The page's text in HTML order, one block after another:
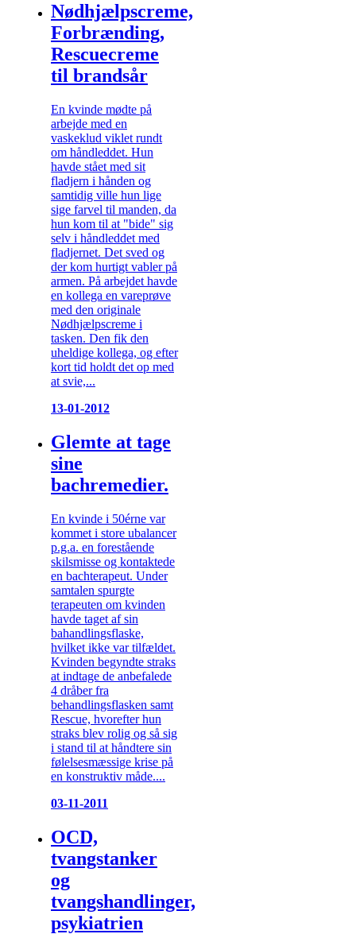
Nødhjælpscreme,
Forbrænding,
Rescuecreme
til brandsår
En kvinde mødte på
arbejde med en
vaskeklud viklet rundt
om håndleddet. Hun
havde stået med sit
fladjern i hånden og
samtidig ville hun lige
sige farvel til manden, da
hun kom til at "bide" sig
selv i håndleddet med
fladjernet. Det sved og
der kom hurtigt vabler på
armen. På arbejdet havde
en kollega en vareprøve
med den originale
Nødhjælpscreme i
tasken. Den fik den
uheldige kollega, og efter
kort tid holdt det op med
at svie,...
13-01-2012
Glemte at tage
sine
bachremedier.
En kvinde i 50érne var
kommet i store ubalancer
p.g.a. en forestående
skilsmisse og kontaktede
en bachterapeut. Under
samtalen spurgte
terapeuten om kvinden
havde taget af sin
bahandlingsflaske,
hvilket ikke var tilfældet.
Kvinden begyndte straks
at indtage de anbefalede
4 dråber fra
behandlingsflasken samt
Rescue, hvorefter hun
straks blev rolig og så sig
i stand til at håndtere sin
følelsesmæssige krise på
en konstruktiv måde....
03-11-2011
OCD,
tvangstanker
og
tvangshandlinger,
psykiatrien